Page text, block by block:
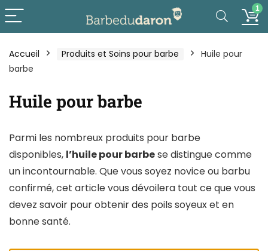
1
Accueil Produits et Soins pour barbe
Huile pour
barbe
Huile pour barbe
Parmi les nombreux produits pour barbe
disponibles, l’huile pour barbese distingue comme
un incontournable. Que vous soyez novice ou barbu
confirmé, cet article vous dévoilera tout ce que vous
devez savoir pour obtenir des poils soyeux et en
bonne santé.